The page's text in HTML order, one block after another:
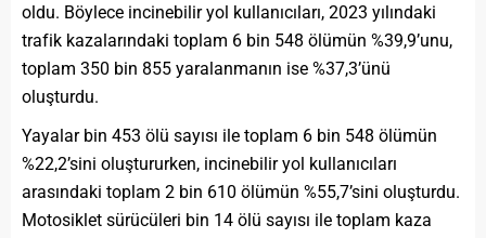
oldu. Böylece incinebilir yol kullanıcıları, 2023 yılındaki
trafik kazalarındaki toplam 6 bin 548 ölümün %39,9’unu,
toplam 350 bin 855 yaralanmanın ise %37,3’ünü
oluşturdu.
Yayalar bin 453 ölü sayısı ile toplam 6 bin 548 ölümün
%22,2’sini oluştururken, incinebilir yol kullanıcıları
arasındaki toplam 2 bin 610 ölümün %55,7’sini oluşturdu.
Motosiklet sürücüleri bin 14 ölü sayısı ile toplam kaza